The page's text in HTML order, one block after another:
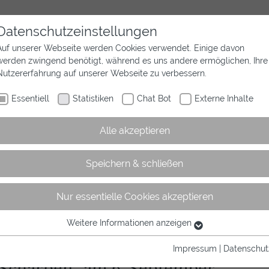
Aktuelles Wir sind Westfalen
unserer Webseite werden Cookies verwendet. Einige davon
zwingend benötigt, während es uns andere ermöglichen, Ihre
auf unserer Webseite zu verbessern.
Essentiell Statistiken Chat Bot Externe Inhalte
Alle akzeptieren
Speichern & schließen
Nur essentielle Cookies akzeptieren
Essentielle Cookies werden für grundlegende Funktionen der
Weitere Informationen anzeigen
Impressum